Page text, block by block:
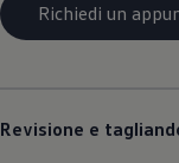
Richiedi un
Revisione e